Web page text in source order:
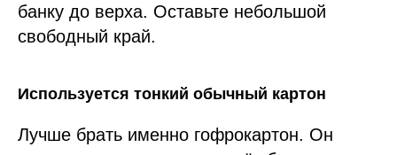
банку до верха. Оставьте небольшой
свободный край.
Используется тонкий обычный картон
Лучше брать именно гофрокартон. Он